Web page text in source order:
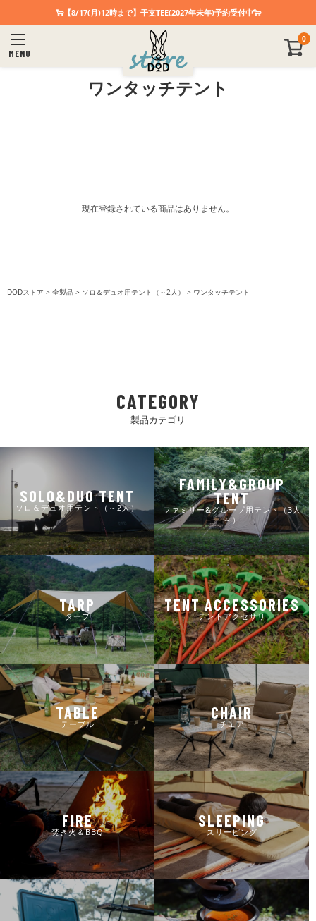
🐑【8/17(月)12時まで】干支TEE(2027年未年)予約受付中🐑
MENU
0
ワンタッチテント
現在登録されている商品はありません。
DODストア 全製品 ソロ＆デュオ用テント（～2人） ワンタッチテント
CATEGORY
製品カテゴリ
SOLO&DUO TENT
ソロ＆デュオ用テント（～2人）
FAMILY&GROUP
TENT
ファミリー&グループ用テント（3人
～）
TARP
タープ
TENT ACCESSORIES
テントアクセサリ
TABLE
テーブル
CHAIR
チェア
FIRE
焚き火＆BBQ
SLEEPING
スリーピング